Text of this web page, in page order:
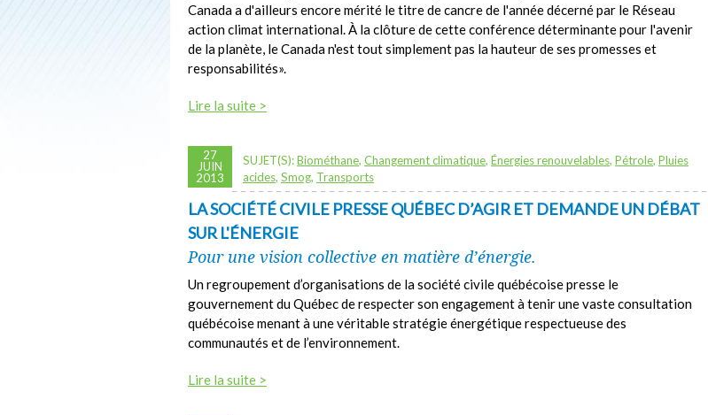
Canada a d'ailleurs encore mérité le titre de cancre de l'année décerné par le Réseau
action climat international. À la clôture de cette conférence déterminante pour l'avenir
de la planète, le Canada n'est tout simplement pas la hauteur de ses promesses et
responsabilités».
Lire la suite >
27
JUIN
2013
SUJET(S):Biométhane, Changement climatique, Énergies renouvelables, Pétrole, Pluies
acides, Smog, Transports
LA SOCIÉTÉ CIVILE PRESSE QUÉBEC D’AGIR ET DEMANDE UN DÉBAT
SUR L'ÉNERGIE
Pour une vision collective en matière d’énergie.
Un regroupement d’organisations de la société civile québécoise presse le
gouvernement du Québec de respecter son engagement à tenir une vaste consultation
québécoise menant à une véritable stratégie énergétique respectueuse des
communautés et de l’environnement.
Lire la suite >